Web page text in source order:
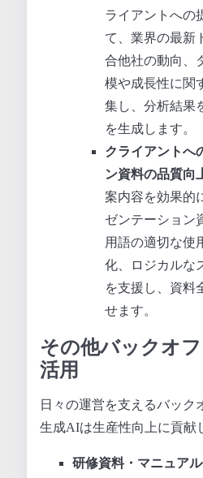
ライアントへの
て、業界の最新
合他社の動向、
模や成長性に関
集し、分析結果
を生成します。
クライアントへ
ン資料の品質向
案内容を効果的
ゼンテーション
用語の適切な使
化、ロジカルな
を支援し、資料
せます。
その他バックオ
活用
日々の運営を支えるバック
生成AIは生産性向上に貢献
研修資料・マニュア